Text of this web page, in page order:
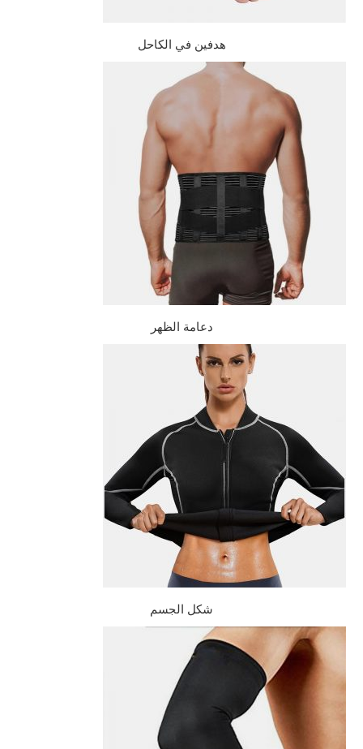
هدفين في الكاحل
دعامة الظهر
شكل الجسم